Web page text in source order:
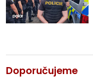
Doporučujeme